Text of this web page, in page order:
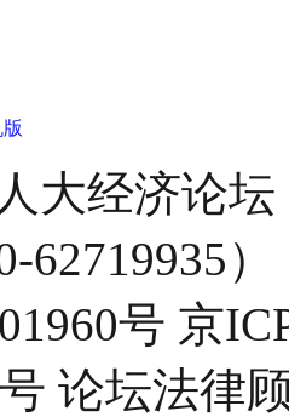
大经济论
）
号 京
号 论坛法律